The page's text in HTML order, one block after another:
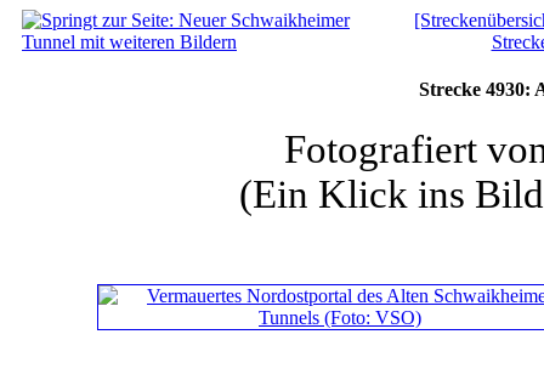
Strecke 4930:
Fotografiert
(Ein Klick ins